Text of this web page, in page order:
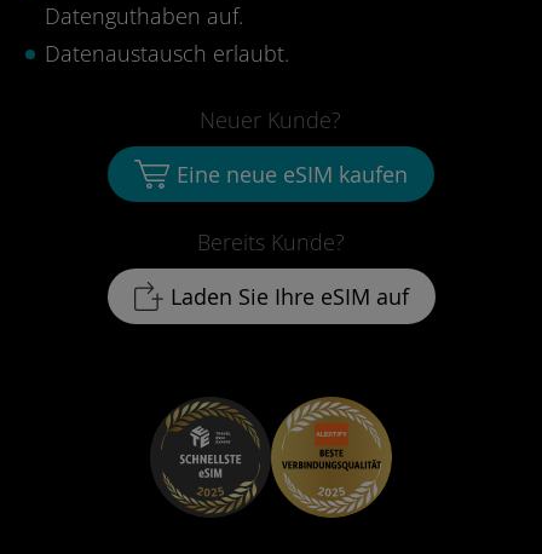
Datenguthaben auf.
Datenaustausch erlaubt.
Bereits Kunde?
Laden Sie Ihre eSIM auf
Neuer Kunde?
Eine neue eSIM kaufen